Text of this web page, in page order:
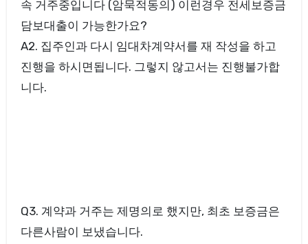
속 거주중입니다 (암묵적동의) 이런경우 전세보증금
담보대출이 가능한가요?
A2. 집주인과 다시 임대차계약서를 재 작성을 하고
진행을 하시면됩니다. 그렇지 않고서는 진행불가합
니다.
Q3. 계약과 거주는 제명의로 했지만, 최초 보증금은
다른사람이 보냈습니다.